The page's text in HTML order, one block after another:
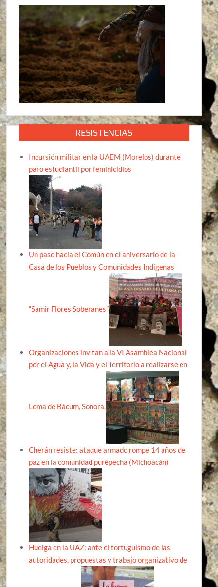
RESISTENCIAS
Incursión militar en la UAEM (Morelos) durante
paro estudiantil por feminicidios
Un paso hacia el Común en el aniversario de la
Casa de los Pueblos y Comunidades Indígenas
“Samir Flores Soberanes”
Organizaciones invitan a la VI Asamblea Nacional
por el Agua y, la Vida y el Territorio a realizarse en
Loma de Bácum, Sonora.
Cherán resiste: ataque armado rompe 14 años de
paz en la comunidad purépecha (Michoacán)
Huelga en la UAZ: ante el tortuguismo de las
autoridades, propuestas y trabajo organizativo de